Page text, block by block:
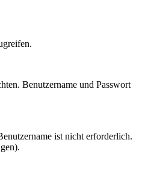
Benutzername und Passwort
ist nicht erforderlich.